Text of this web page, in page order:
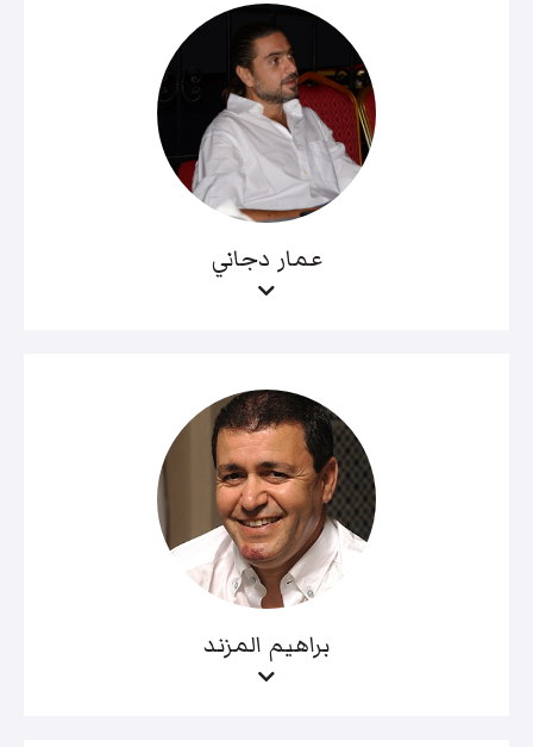
عمار دجاني
براهيم المزند